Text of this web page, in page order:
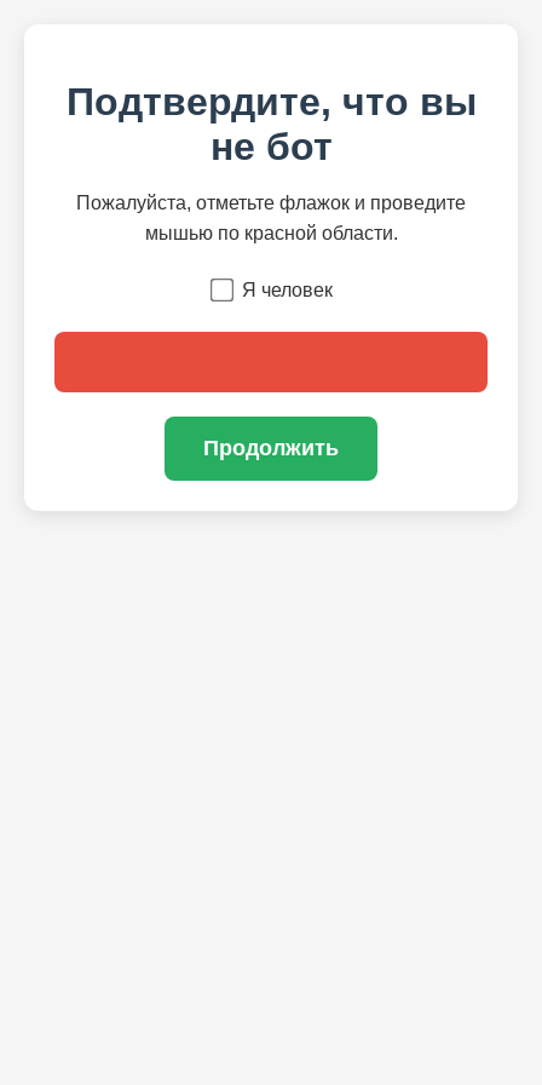
Подтвердите, что вы
не бот
Пожалуйста, отметьте флажок и проведите
мышью по красной области.
Я человек
Продолжить